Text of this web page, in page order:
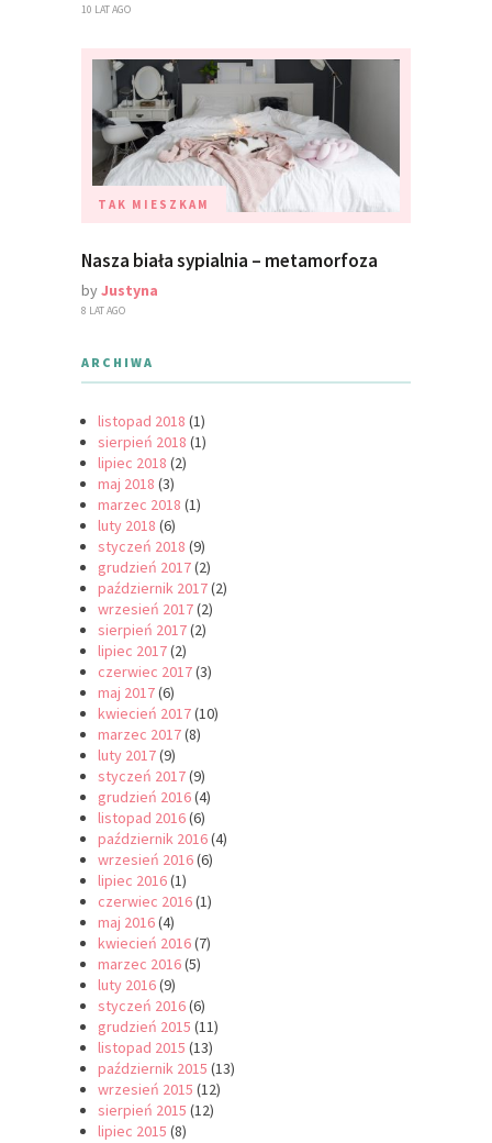
10 LAT AGO
TAK MIESZKAM
Nasza biała sypialnia – metamorfoza
byJustyna
8 LAT AGO
ARCHIWA
listopad 2018 (1)
sierpień 2018 (1)
lipiec 2018 (2)
maj 2018 (3)
marzec 2018 (1)
luty 2018 (6)
styczeń 2018 (9)
grudzień 2017(2)
październik 2017(2)
wrzesień 2017(2)
sierpień 2017(2)
lipiec 2017(2)
czerwiec 2017(3)
maj 2017(6)
kwiecień 2017(10)
marzec 2017(8)
luty 2017(9)
styczeń 2017(9)
grudzień 2016(4)
listopad 2016(6)
październik 2016(4)
wrzesień 2016(6)
lipiec 2016(1)
czerwiec 2016(1)
maj 2016(4)
kwiecień 2016(7)
marzec 2016(5)
luty 2016(9)
styczeń 2016(6)
grudzień 2015 (11)
listopad 2015 (13)
październik 2015 (13)
wrzesień 2015 (12)
sierpień 2015 (12)
lipiec 2015 (8)